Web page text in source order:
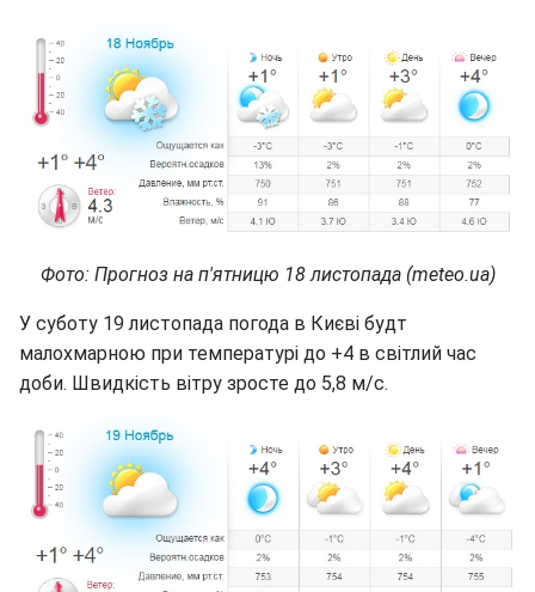
Фото: Прогноз на п'ятницю 18 листопада (meteo.ua)
У суботу 19 листопада погода в Києві будт
малохмарною при температурі до +4 в світлий час
доби. Швидкість вітру зросте до 5,8 м/с.